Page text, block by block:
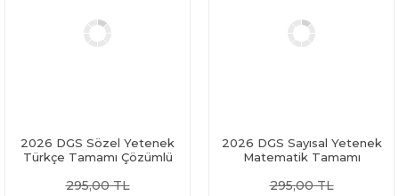
2026 DGS Sözel Yetenek
Türkçe Tamamı Çözümlü
Akademi
295,00 TL
2026 DGS Sayısal Yetenek
Matematik Tamamı
Öğreti Akademi
295,00 TL